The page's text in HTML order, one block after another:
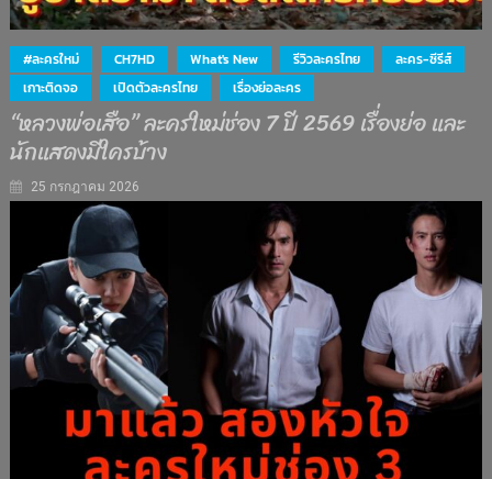
#ละครใหม่ CH7HD What's New รีวิวละครไทย
ละคร-ซีรีส์
เกาะติดจอ
เปิดตัวละครไทย เรื่องย่อละคร
“หลวงพ่อเสือ” ละครใหม่ช่อง 7 ปี 2569 เรื่องย่อ และ
นักแสดงมีใครบ้าง
25 กรกฎาคม 2026